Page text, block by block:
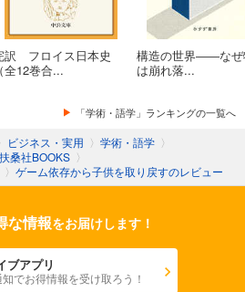
訳 フロイス日本史
（全12巻合...
構造の世界――なぜ
は崩れ落...
「学術・語学」ランキングの一覧へ
ビジネス・実用 〉 学術・語学 〉
扶桑社BOOKS 〉
〉 ゲーム依存から子供を取り戻すのレビュー
な情報をお届けします！
ブアプリ
でお得情報を受け取ろう！